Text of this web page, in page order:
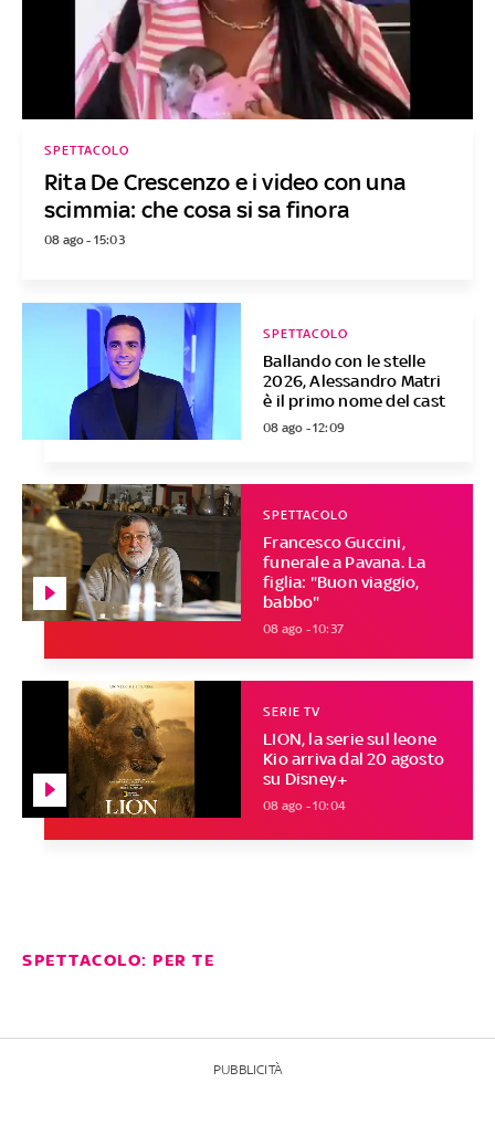
Rita De Crescenzo e i video con una
scimmia: che cosa si sa finora
SPETTACOLO
08 ago - 15:03
Ballando con le stelle
2026, Alessandro Matri
è il primo nome del cast
SPETTACOLO
08 ago - 12:09
Francesco Guccini,
funerale a Pavana. La
figlia: "Buon viaggio,
babbo"
SPETTACOLO
08 ago - 10:37
LION, la serie sul leone
Kio arriva dal 20 agosto
su Disney+
SERIE TV
08 ago - 10:04
SPETTACOLO: PER TE
PUBBLICITÀ